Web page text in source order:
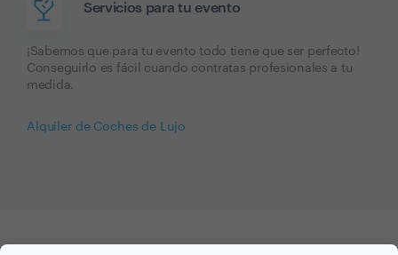
Servicios para tu evento
¡Sabemos que para tu evento todo tiene que ser perfecto!
Conseguirlo es fácil cuando contratas profesionales a tu
medida.
Alquiler de Coches de Lujo